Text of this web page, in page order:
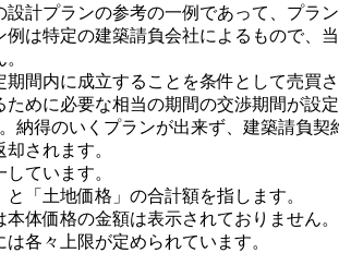
計プランの参考の一例であって、プラ
は特定の建築請負会社によるもので、
間内に成立することを条件として売買
めに必要な相当の期間の交渉期間が設
得のいくプランが出来ず、建築請負
されます。
ています。
「土地価格」の合計額を指します。
体価格の金額は表示されておりません。
各々上限が定められています。